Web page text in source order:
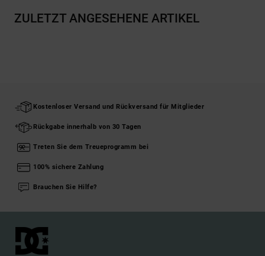
ZULETZT ANGESEHENE ARTIKEL
Kostenloser Versand und Rückversand für Mitglieder
Rückgabe innerhalb von 30 Tagen
Treten Sie dem Treueprogramm bei
100% sichere Zahlung
Brauchen Sie Hilfe?